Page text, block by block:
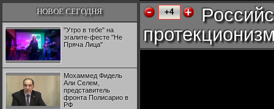
НОВОЕ СЕГОДНЯ
"Утро в тебе" на
эгалите-фесте "Не
Пряча Лица"
Мохаммед Фидель
Али Селем,
представитель
фронта Полисарио в
РФ
+4